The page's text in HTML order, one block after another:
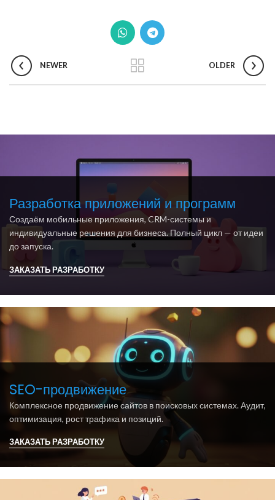
NEWER OLDER
Разработка приложений и программ
Создаём мобильные приложения, CRM-системы и
индивидуальные решения для бизнеса. Полный цикл — от идеи
до запуска.
ЗАКАЗАТЬ РАЗРАБОТКУ
SEO-продвижение
Комплексное продвижение сайтов в поисковых системах. Аудит,
оптимизация, рост трафика и позиций.
ЗАКАЗАТЬ РАЗРАБОТКУ